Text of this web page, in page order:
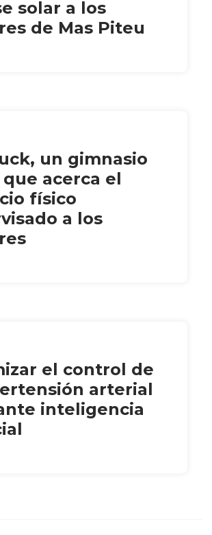
solar a los
de Mas Piteu
un gimnasio
acerca el
físico
a los
el control de
arterial
inteligencia